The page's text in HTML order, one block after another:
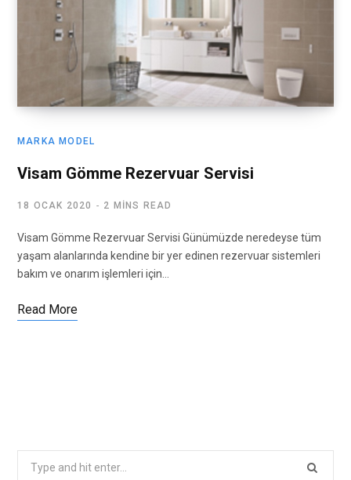
MARKA MODEL
Visam Gömme Rezervuar Servisi
18 OCAK 2020 2 MINS READ
Visam Gömme Rezervuar Servisi Günümüzde neredeyse tüm
yaşam alanlarında kendine bir yer edinen rezervuar sistemleri
bakım ve onarım işlemleri için…
Read More